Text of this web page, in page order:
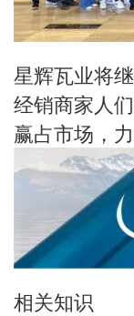
星辉瓦业将
经销商家人
赢占市场，
相关知识